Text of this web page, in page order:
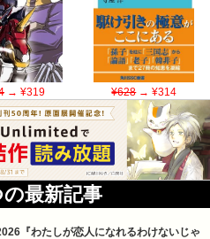
→ ¥319 ¥628→ ¥314
最新記事
『わたしが恋人になれるわけないじゃ